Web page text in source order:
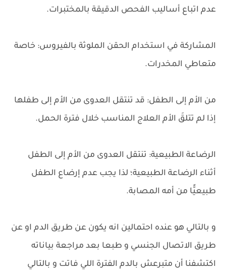
عدم اتباع أساليب الفحص الدقيقة بالمختبرات.
المشاركة في استخدام الحقن الملوثة بالفيروس: خاصة
متعاطي المخدرات.
من الأم إلى الطفل: قد تنتقل العدوى من الأم إلى طفلها
إذا لم تتلقَ الأم العلاج المناسب خلال فترة الحمل.
الرضاعة الطبيعية: تنتقل العدوى من الأم إلى الطفل
أثناء الرضاعة الطبيعية؛ لذا يجب عدم إرضاع الطفل
طبيعيًّا من أمه المصابة.
و بالتالي هو عنده احتمالين انه يكون عن طريق الدم او عن
طريق الاتصال الجنسي و طبعا بعد مراجعة بياناته
اكتشفنا أن متبرعش بالدم الفترة اللي فاتت و بالتالي